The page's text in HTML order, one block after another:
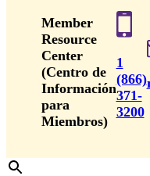
Member
Resource
Center
(Centro de
Información
para
Miembros)
1
(866)
371-
3200